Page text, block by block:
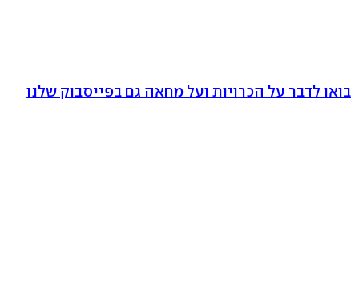
בואו לדבר על הכרויות ועל מחאה גם בפייסבוק שלנו